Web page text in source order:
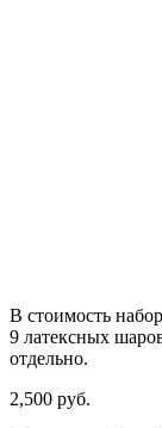
В стоимость
9 латексных
отдельно.
2,500 руб.